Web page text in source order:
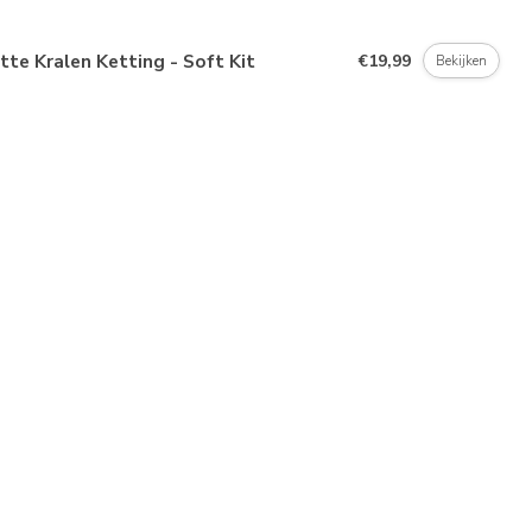
Kralen Ketting - Soft Kit €19,99 Bekijken